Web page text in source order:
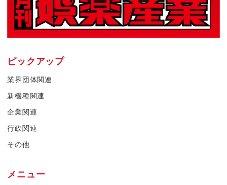
ピックアップ
業界団体関連
新機種関連
企業関連
行政関連
その他
メニュー